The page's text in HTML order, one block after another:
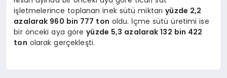
işletmelerince toplanan inek sütü miktarıyüzde 2,2
azalarak 960 bin 777 ton oldu. İçme sütü üretimi ise
bir önceki aya göreyüzde 5,3 azalarak 132 bin 422
ton olarak gerçekleşti.